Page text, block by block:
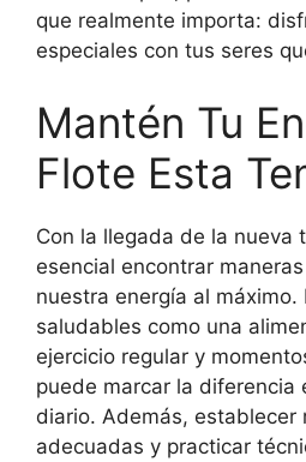
que realmente importa:
especiales con tus seres
Mantén Tu
Flote Esta
Con la llegada de la nueva
esencial encontrar
nuestra energía al máximo.
saludables como una
ejercicio regular y
puede marcar la diferencia
diario. Además, establecer
adecuadas y practicar